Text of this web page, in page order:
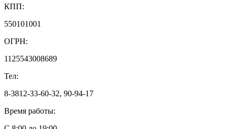
КПП:
550101001
ОГРН:
1125543008689
Тел:
8-3812-33-60-32, 90-94-17
Время работы: